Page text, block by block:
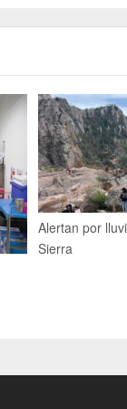
Alertan por
Sierra